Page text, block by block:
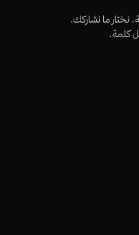
نختار ما نشاركك،
كلمة.